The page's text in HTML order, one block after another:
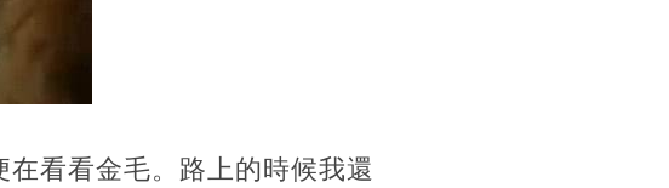
看看金毛。路上的時候我還